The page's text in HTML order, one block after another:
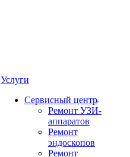
Услуги
Сервисный центр
Ремонт УЗИ-
аппаратов
Ремонт
эндоскопов
Ремонт